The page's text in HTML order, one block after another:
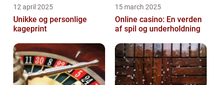
12 april 2025
Unikke og personlige
kageprint
15 march 2025
Online casino: En verden
af spil og underholdning